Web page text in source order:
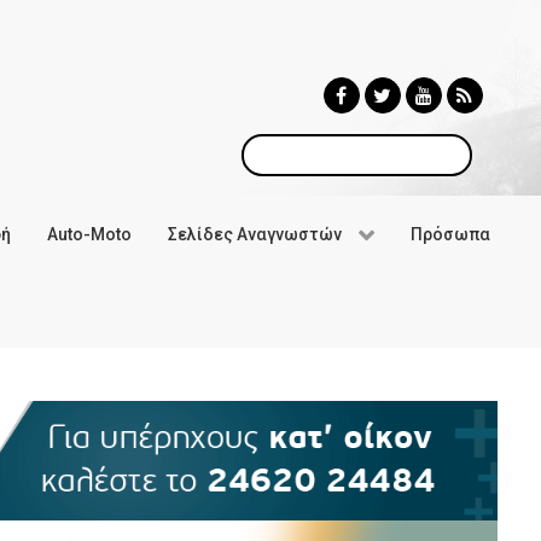
Αναζήτηση
Auto-Moto Σελίδες Αναγνωστών Πρόσωπα